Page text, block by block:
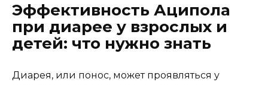
Эффективность Аципола
при диарее у взрослых и
детей: что нужно знать
Диарея, или понос, может проявляться у